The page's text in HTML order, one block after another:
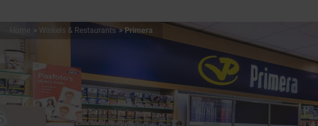
Home Winkels & Restaurants Primera